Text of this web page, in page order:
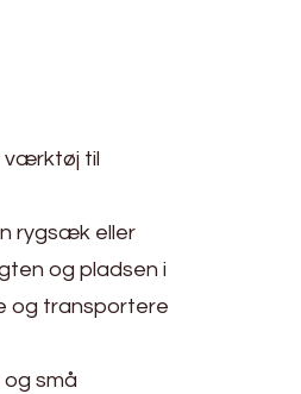
værktøj til
rygsæk eller
og pladsen i
og transportere
små